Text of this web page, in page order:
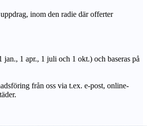
inom den radie där offerter
1 apr., 1 juli och 1 okt.) och baseras på
från oss via t.ex. e-post, online-